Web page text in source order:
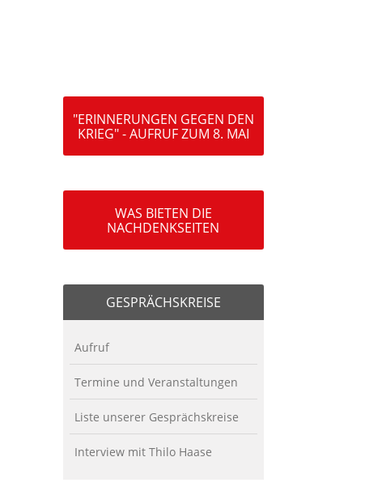
"ERINNERUNGEN GEGEN DEN
KRIEG" - AUFRUF ZUM 8. MAI
WAS BIETEN DIE
NACHDENKSEITEN
GESPRÄCHSKREISE
Aufruf
Termine und Veranstaltungen
Liste unserer Gesprächskreise
Interview mit Thilo Haase